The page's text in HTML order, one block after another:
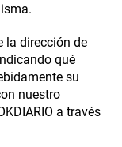
la dirección de
qué
su
nuestro
a través